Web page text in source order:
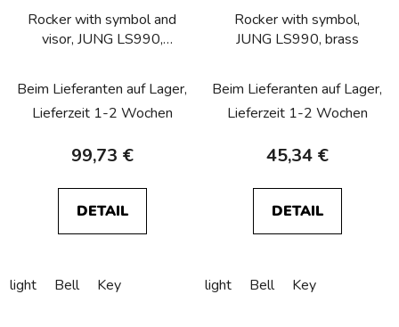
Rocker with symbol and
visor, JUNG LS990,
Beim Lieferanten auf Lager,
Lieferzeit 1-2 Wochen
99,73 €
DETAIL
light Bell Key
Rocker with symbol,
JUNG LS990, brass
Beim Lieferanten auf Lager,
Lieferzeit 1-2 Wochen
45,34 €
DETAIL
light Bell Key